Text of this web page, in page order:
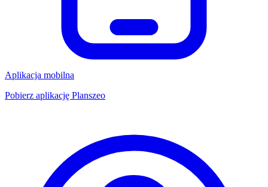
Aplikacja mobilna
Pobierz aplikację Planszeo